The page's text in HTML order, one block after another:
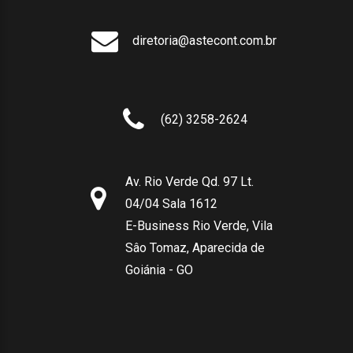
diretoria@astecont.com.br
(62) 3258-2624
Av. Rio Verde Qd. 97 Lt.
04/04 Sala 1612
E-Business Rio Verde, Vila
Sâo Tomaz, Aparecida de
Goiánia - GO